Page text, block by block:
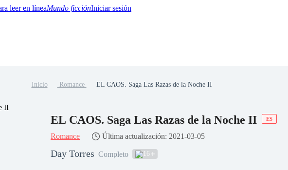
Mundo ficciónIniciar sesión
LGBTQ+
Inicio Romance EL CAOS. Saga Las Razas de la Noche II
EL CAOS. Saga Las Razas de la Noche II ES
Romance Última actualización: 2021-03-05
Day Torres Completo 16